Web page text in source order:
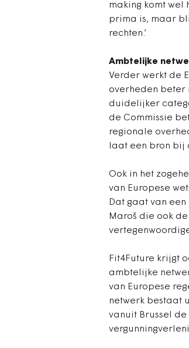
making komt wel
prima is, maar
rechten.’
Ambtelijke
Verder werkt de
overheden beter
duidelijker
de Commissie
regionale
laat een bron bij
Ook in het
van Europese
Dat gaat van
Maroš die ook
Fit4Future krijgt
ambtelijke
van Europese
netwerk bestaat
vanuit Brussel